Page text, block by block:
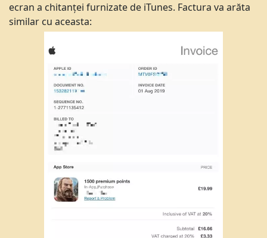
ecran a chitanței furnizate de iTunes. Factura va arăta
similar cu aceasta: